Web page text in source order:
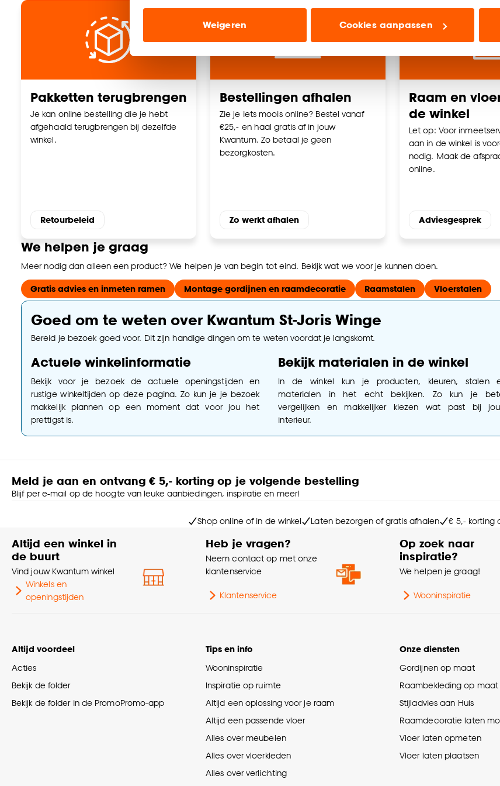
ook buiten de website voor advertenties en communicatie.
Klik op ‘Ja, alles toestaan’ om gebruik te maken van alle cookies, of klik op
Goed om te weten is dat je deze keuze altijd nog kan aanpassen, bekijk
Weigeren Cookies aanpassen
Pakketten terugbrengen
Je kan online bestelling die je hebt
afgehaald terugbrengen bij dezelfde
winkel.
Retourbeleid
Bestellingen afhalen
Zie je iets moois online? Bestel vanaf
€25,- en haal gratis af in jouw
Kwantum. Zo betaal je geen
bezorgkosten.
Zo werkt afhalen
Raam en
de winkel
Let op: Voor
aan in de winkel is
nodig. Maak de
online.
Adviesgesprek
We helpen je graag
Meer nodig dan alleen een product? We helpen je van begin tot eind. Bekijk wat we voor je kunnen doen.
Gratis advies en inmeten ramen Montage gordijnen en raamdecoratie Raamstalen Vloerstalen
Goed om te weten over Kwantum St-Joris Winge
Bereid je bezoek goed voor. Dit zijn handige dingen om te weten voordat je langskomt.
Actuele winkelinformatie
Bekijk voor je bezoek de actuele openingstijden en
rustige winkeltijden op deze pagina. Zo kun je je bezoek
makkelijk plannen op een moment dat voor jou het
prettigst is.
Bekijk materialen in de winkel
In de winkel kun je producten, kleuren, stalen
materialen in het echt bekijken. Zo kun je
vergelijken en makkelijker kiezen wat past bij
interieur.
Meld je aan en ontvang € 5,- korting op je volgende bestelling
Blijf per e-mail op de hoogte van leuke aanbiedingen, inspiratie en meer!
Shop online of in de winkel Laten bezorgen of gratis afhalen € 5,- korting
Altijd een winkel in
de buurt
Vind jouw Kwantum winkel
Winkels en
openingstijden
Heb je vragen?
Neem contact op met onze
klantenservice
Klantenservice
Op zoek naar
inspiratie?
We helpen je graag!
Wooninspiratie
Altijd voordeel
Acties
Bekijk de folder
Bekijk de folder in de PromoPromo-app
Tips en info
Wooninspiratie
Inspiratie op ruimte
Altijd een oplossing voor je raam
Altijd een passende vloer
Alles over meubelen
Alles over vloerkleden
Alles over verlichting
Onze diensten
Gordijnen op maat
Raambekleding op maat
Stijladvies aan Huis
Raamdecoratie laten
Vloer laten opmeten
Vloer laten plaatsen